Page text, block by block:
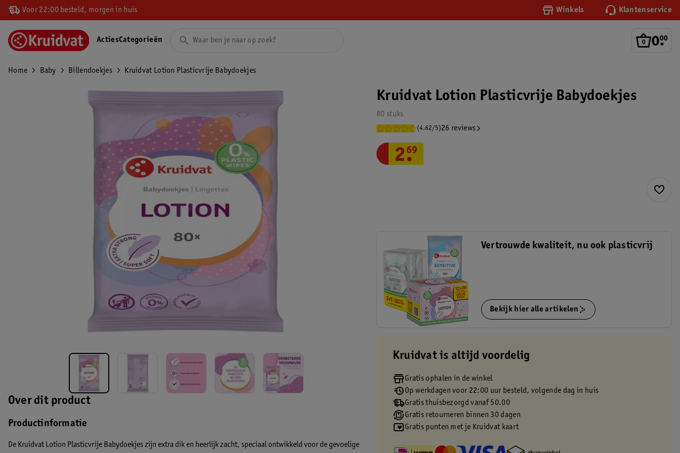
Voor 22:00 besteld, morgen in huis Winkels Klantenservice
0.
00
ActiesCategorieën
Home Baby Billendoekjes Kruidvat Lotion Plasticvrije Babydoekjes
Over dit product
Productinformatie
De Kruidvat Lotion Plasticvrije Babydoekjes zijn extra dik en heerlijk zacht, speciaal ontwikkeld voor de gevoelige
Kruidvat Lotion Plasticvrije Babydoekjes
80 stuks
(4.62/5)26 reviews
2.
69
Vertrouwde kwaliteit, nu ook plasticvrij
Bekijk hier alle artikelen
Kruidvat is altijd voordelig
Gratis ophalen in de winkel
Op werkdagen voor 22:00 uur besteld, volgende dag in huis
Gratis thuisbezorgd vanaf 50.00
Gratis retourneren binnen 30 dagen
Gratis punten met je Kruidvat kaart